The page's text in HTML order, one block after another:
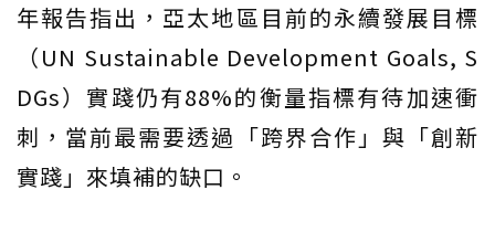
年報告指出，亞太地區目前的永續發展目標
（UN Sustainable Development Goals, S
DGs）實踐仍有88%的衡量指標有待加速衝
刺，當前最需要透過「跨界合作」與「創新
實踐」來填補的缺口。